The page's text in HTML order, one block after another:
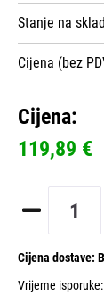
Stanje na
Cijena (bez
Cijena:
119,89 €
Cijena dostave:
Vrijeme isporuke: